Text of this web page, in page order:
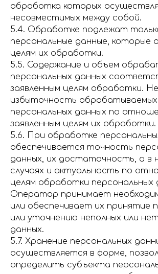
обработка которых
несовместимых между собой.
5.4. Обработке подлежат
персональные данные, которые
целям их обработки.
5.5. Содержание и объем
персональных данных
заявленным целям обработки.
избыточность обрабатываемых
персональных данных по
заявленным целям их обработки.
5.6. При обработке
обеспечивается точность
данных, их достаточность, а в
случаях и актуальность по
целям обработки персональных
Оператор принимает
или обеспечивает их принятие
или уточнению неполных или
данных.
5.7. Хранение персональных
осуществляется в форме,
определить субъекта